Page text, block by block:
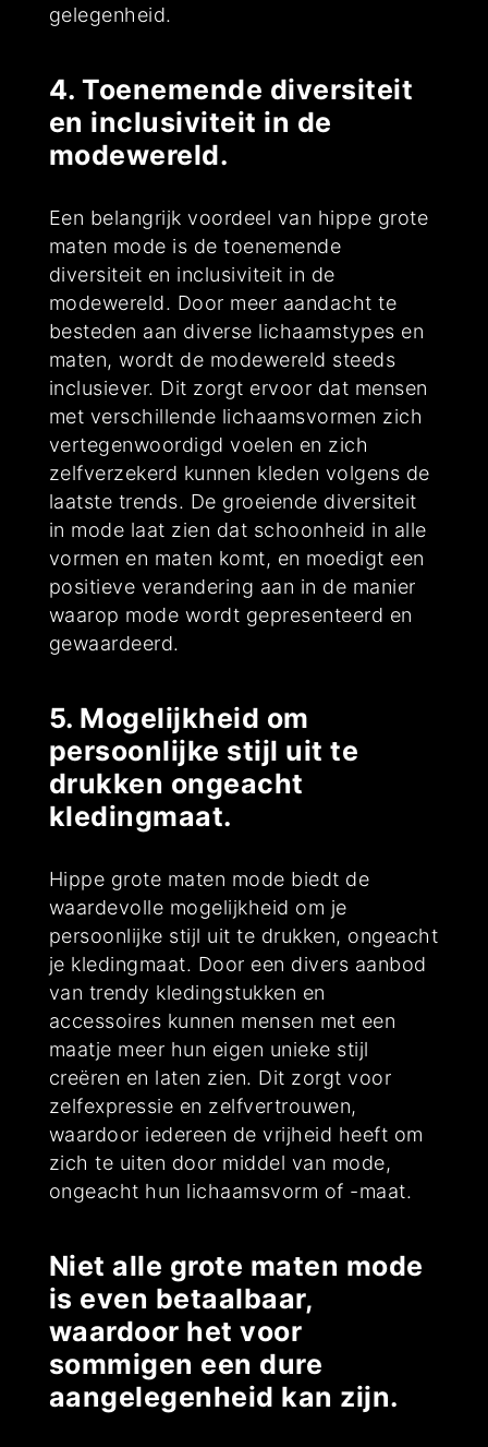
gelegenheid.
4. Toenemende diversiteit
en inclusiviteit in de
modewereld.
Een belangrijk voordeel van hippe grote
maten mode is de toenemende
diversiteit en inclusiviteit in de
modewereld. Door meer aandacht te
besteden aan diverse lichaamstypes en
maten, wordt de modewereld steeds
inclusiever. Dit zorgt ervoor dat mensen
met verschillende lichaamsvormen zich
vertegenwoordigd voelen en zich
zelfverzekerd kunnen kleden volgens de
laatste trends. De groeiende diversiteit
in mode laat zien dat schoonheid in alle
vormen en maten komt, en moedigt een
positieve verandering aan in de manier
waarop mode wordt gepresenteerd en
gewaardeerd.
5. Mogelijkheid om
persoonlijke stijl uit te
drukken ongeacht
kledingmaat.
Hippe grote maten mode biedt de
waardevolle mogelijkheid om je
persoonlijke stijl uit te drukken, ongeacht
je kledingmaat. Door een divers aanbod
van trendy kledingstukken en
accessoires kunnen mensen met een
maatje meer hun eigen unieke stijl
creëren en laten zien. Dit zorgt voor
zelfexpressie en zelfvertrouwen,
waardoor iedereen de vrijheid heeft om
zich te uiten door middel van mode,
ongeacht hun lichaamsvorm of -maat.
Niet alle grote maten mode
is even betaalbaar,
waardoor het voor
sommigen een dure
aangelegenheid kan zijn.